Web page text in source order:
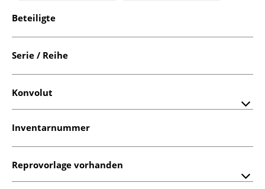
Beteiligte
Serie / Reihe
Konvolut
Inventarnummer
Reprovorlage vorhanden